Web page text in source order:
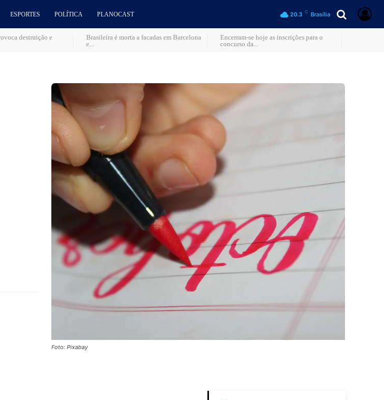
ESPORTES POLÍTICA PLANOCAST 20.3 C Brasília
destruição e
Brasileira é morta a facadas em Barcelona
e...
Encerram-se hoje as inscrições para o
concurso da...
Foto: Pixabay